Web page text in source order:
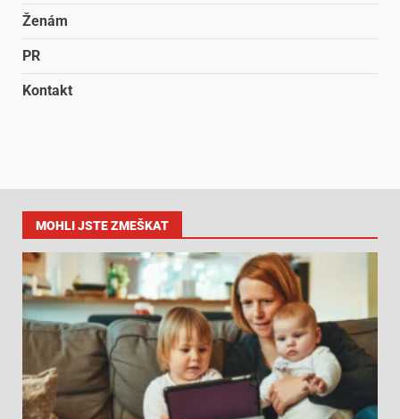
Ženám
PR
Kontakt
MOHLI JSTE ZMEŠKAT